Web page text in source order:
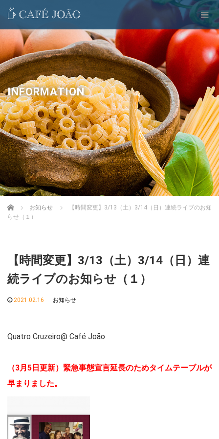
INFORMATION
Home お知らせ
【時間変更】3/13（土）3/14（日）連続ライブのお知
らせ（１）
【時間変更】3/13（土）3/14（日）連
続ライブのお知らせ（１）
2021.02.16 お知らせ
Quatro Cruzeiro@ Café João
（3月5日更新）緊急事態宣言延長のためタイムテーブルが
早まりました。